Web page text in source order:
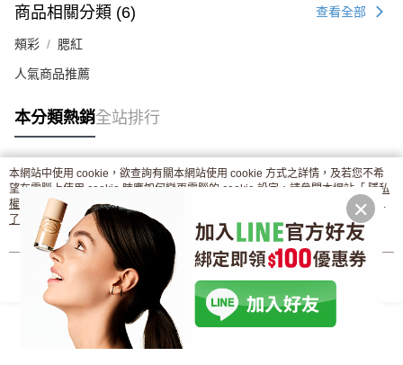
商品相關分類 (6) 查看全部
頰彩 腮紅
人氣商品推薦
本分類熱銷全站排行
熱門標籤
本網站中使用 cookie，欲查詢有關本網站使用 cookie 方式之詳情，及若您不希
望在電腦上使用 cookie 時應如何變更電腦的 cookie 設定，請參閱本網站「 隱私
權條款
」之 Cookie 聲明。您繼續使用本網站即表示您同意本公司得按本網站使
用條款之 Cookie 聲明使用 cookie。
了解更多 >
我知道了